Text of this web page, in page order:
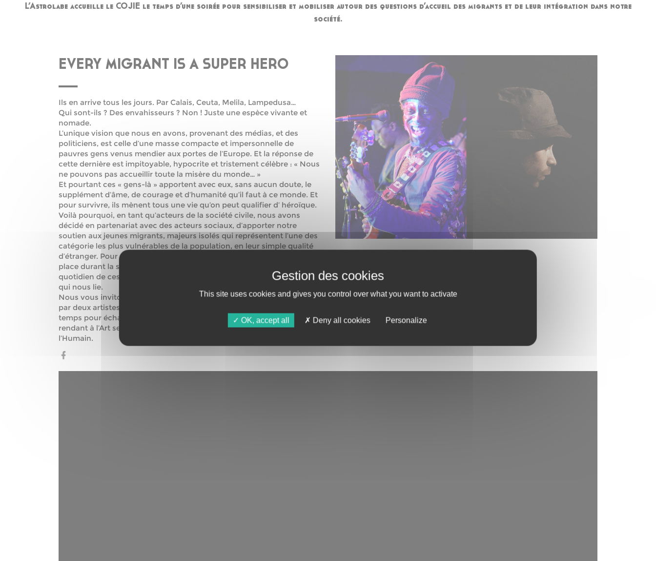
L’Astrolabe accueille le COJIE le temps d’une soirée pour sensibiliser et mobiliser autour des questions d’accueil des migrants et de leur intégration dans notre
société.
EVERY MIGRANT IS A SUPER HERO
Ils en arrive tous les jours. Par Calais, Ceuta, Melila, Lampedusa…
Qui sont-ils ? Des envahisseurs ? Non ! Juste une espèce vivante et
nomade.
L’unique vision que nous en avons, provenant des médias, et des
politiciens, est celle d’une masse compacte et impersonnelle de
pauvres gens venus mendier aux portes de l’Europe. Et la réponse de
cette dernière est impitoyable, hypocrite et tristement célèbre : « Nous
ne pouvons pas accueillir toute la misère du monde… »
Et pourtant ces « gens-là » apportent avec eux, sans aucun doute, le
supplément d’âme, de courage et d’humanité qu’il faut à ce monde. Et
pour survivre, ils mènent tous une vie qu’on peut qualifier d’ héroïque.
Voilà pourquoi, en tant qu’acteurs de la société civile, nous avons
décidé en partenariat avec des acteurs sociaux, d’apporter notre
soutien aux jeunes migrants, majeurs isolés qui représentent l’une des
catégorie les plus vulnérables de la population, en leur simple qualité
d’étranger. Pour se faire, un dispositif de collecte de dons sera mis en
place durant la soirée, afin de pouvoir contribuer à améliorer le
quotidien de ces jeunes, en réactivant la chaine de solidarité naturelle,
qui nous lie.
Nous vous invitons donc, à une table ronde, suivi d’un concert donné
par deux artistes engagés de la scène Orléanaise :
temps pour échanger, sensibiliser, et célébrer l’altérité. Tout en
rendant à l’Art ses lettres de noblesse, en la remettant au service de
l’Humain.
This site uses cookies and gives you control over what you want to activate
OK, accept all Deny all cookies Personalize